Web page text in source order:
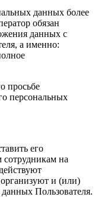
данных более
обязан
данных с
а именно:
просьбе
персональных
его
на
и (или)
Пользователя.